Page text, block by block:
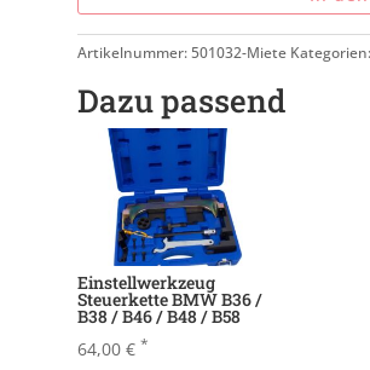
Artikelnummer:501032-Miete Kategorien:
Dazu passend
Einstellwerkzeug
Steuerkette BMW B36 /
B38 / B46 / B48 / B58
64,00€ *